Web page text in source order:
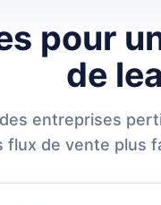
pour
de
entreprises
flux de vente plus